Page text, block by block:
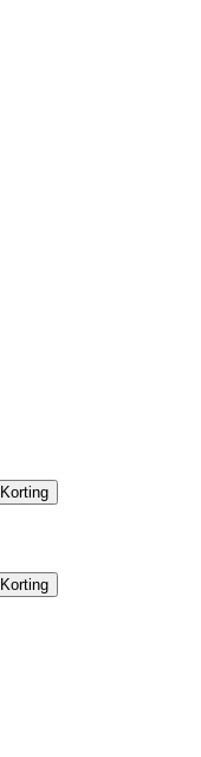
Korting
Korting